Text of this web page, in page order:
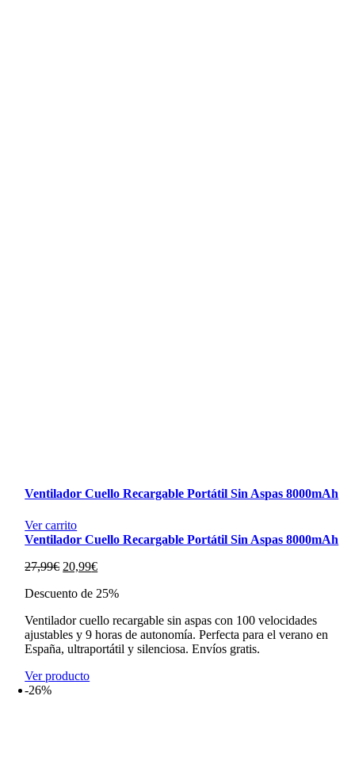
Ventilador Cuello Recargable Portátil Sin Aspas 8000mAh
Ver carrito
Ventilador Cuello Recargable Portátil Sin Aspas 8000mAh
27,99€ El
original
27,99€.
20,99€El
actual
20,99€.
Descuento de 25%
Ventilador cuello recargable sin aspas con 100 velocidades
ajustables y 9 horas de autonomía. Perfecta para el verano en
España, ultraportátil y silenciosa. Envíos gratis.
Ver producto
-26%